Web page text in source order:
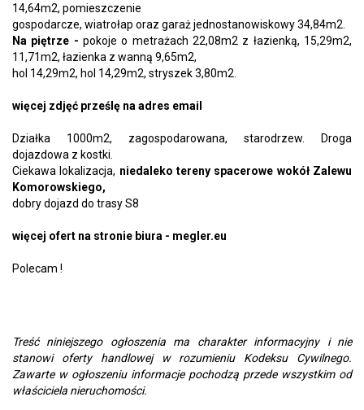
14,64m2, pomieszczenie
gospodarcze, wiatrołap oraz garaż jednostanowiskowy 34,84m2.
Na piętrze - pokoje o metrażach 22,08m2 z łazienką, 15,29m2,
11,71m2, łazienka z wanną 9,65m2,
hol 14,29m2, hol 14,29m2, stryszek 3,80m2.
więcej zdjęć prześlę na adres email
Działka 1000m2, zagospodarowana, starodrzew. Droga
dojazdowa z kostki.
Ciekawa lokalizacja, niedaleko tereny spacerowe wokół Zalewu
Komorowskiego,
dobry dojazd do trasy S8
więcej ofert na stronie biura - megler.eu
Polecam !
Treść niniejszego ogłoszenia ma charakter informacyjny i nie
stanowi oferty handlowej w rozumieniu Kodeksu Cywilnego.
Zawarte w ogłoszeniu informacje pochodzą przede wszystkim od
właściciela nieruchomości.